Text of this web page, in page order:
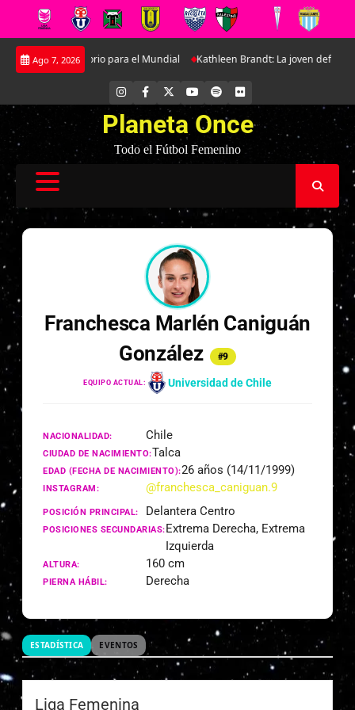
Saltar
Ago 7, 2026
preparatorio para el Mundial Kathleen Brandt: La joven defensa
INSTAGRAM
FACEBOOK YOUTUBE
SPOTIFYFLICKR
Planeta Once
Todo el Fútbol Femenino
Franchesca Marlén Caniguán
González
#9
EQUIPO ACTUAL: Universidad de Chile
NACIONALIDAD: Chile
CIUDAD DE NACIMIENTO:Talca
EDAD (FECHA DE NACIMIENTO):26 años (14/11/1999)
INSTAGRAM: @franchesca_caniguan.9
POSICIÓN PRINCIPAL: Delantera Centro
POSICIONES SECUNDARIAS:Extrema Derecha, Extrema
Izquierda
ALTURA: 160 cm
PIERNA HÁBIL: Derecha
ESTADÍSTICA EVENTOS
Liga Femenina